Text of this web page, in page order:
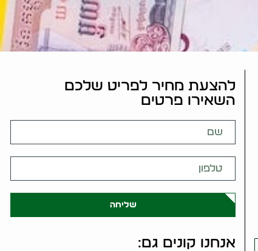
להצעת מחיר לפריט שלכם
השאירו פרטים
שליחה
אנחנו קונים גם: